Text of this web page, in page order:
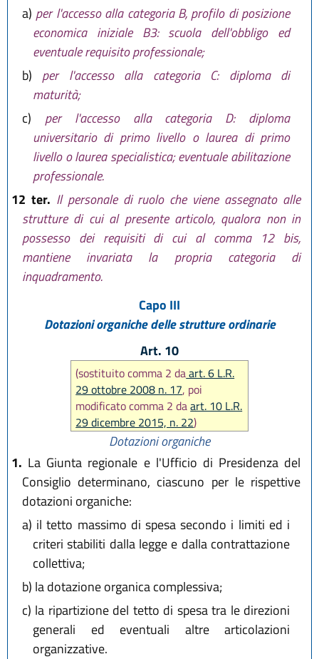
a) per l'accesso alla categoria B, profilo di posizione
economica iniziale B3: scuola dell'obbligo ed
eventuale requisito professionale;
b) per l'accesso alla categoria C: diploma di
maturità;
c)
per l'accesso alla categoria D: diploma
universitario di primo livello o laurea di primo
livello o laurea specialistica; eventuale abilitazione
professionale.
12 ter. Il personale di ruolo che viene assegnato alle
strutture di cui al presente articolo, qualora non in
possesso dei requisiti di cui al comma 12 bis,
mantiene invariata la propria categoria di
inquadramento.
Capo III
Dotazioni organiche delle strutture ordinarie
Art. 10
(sostituito comma 2 daart. 6 L.R.
29 ottobre 2008 n. 17, poi
modificato comma 2 daart. 10 L.R.
29 dicembre 2015, n. 22)
Dotazioni organiche
1. La Giunta regionale e l'Ufficio di Presidenza del
Consiglio determinano, ciascuno per le rispettive
dotazioni organiche:
a) il tetto massimo di spesa secondo i limiti ed i
criteri stabiliti dalla legge e dalla contrattazione
collettiva;
b) la dotazione organica complessiva;
c) la ripartizione del tetto di spesa tra le direzioni
generali ed eventuali altre articolazioni
organizzative.